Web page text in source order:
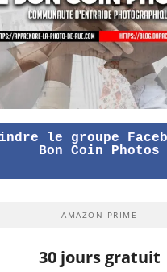
le groupe
Bon Coin Photos
AMAZON PRIME
30 jours gratuit